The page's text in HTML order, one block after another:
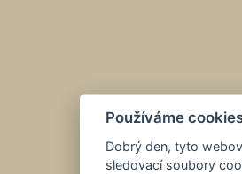
Používáme
Dobrý den, tyto
sledovací soubory